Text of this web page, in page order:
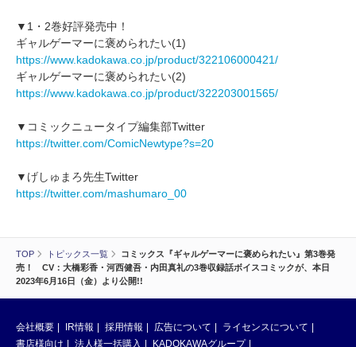
TOP トピックス一覧
コミックス『ギャルゲーマーに褒められたい』第3巻発
売！ CV：大橋彩香・河西健吾・内田真礼の3巻収録話ボイスコミックが、本日
2023年6月16日（金）より公開!!
▼1・2巻好評発売中！
ギャルゲーマーに褒められたい(1)
https://www.kadokawa.co.jp/product/322106000421/
ギャルゲーマーに褒められたい(2)
https://www.kadokawa.co.jp/product/322203001565/
▼コミックニュータイプ編集部Twitter
https://twitter.com/ComicNewtype?s=20
▼げしゅまろ先生Twitter
https://twitter.com/mashumaro_00
会社概要 IR情報 採用情報 広告について
ライセンスについて
書店様向け
法人様一括購入 KADOKAWAグループ